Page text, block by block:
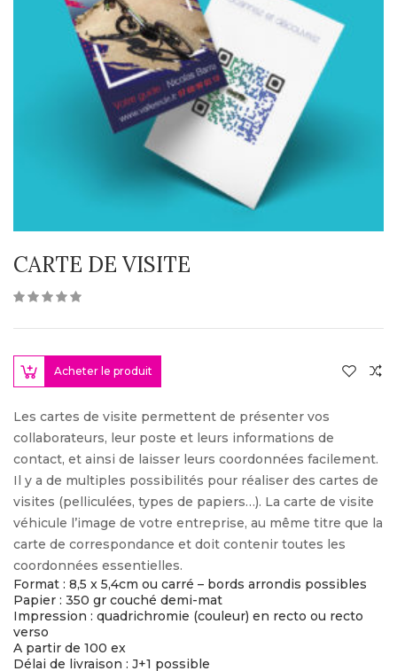
CARTE DE VISITE
Acheter le produit
Les cartes de visite permettent de présenter vos
collaborateurs, leur poste et leurs informations de
contact, et ainsi de laisser leurs coordonnées facilement.
Il y a de multiples possibilités pour réaliser des cartes de
visites (pelliculées, types de papiers…). La carte de visite
véhicule l’image de votre entreprise, au même titre que la
carte de correspondance et doit contenir toutes les
coordonnées essentielles.
Format : 8,5 x 5,4cm ou carré – bords arrondis possibles
Papier : 350 gr couché demi-mat
Impression : quadrichromie (couleur) en recto ou recto
verso
A partir de 100 ex
Délai de livraison : J+1 possible